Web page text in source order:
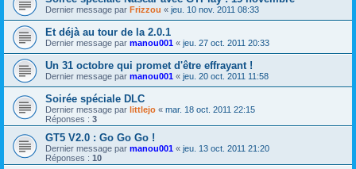
Dernier message par Frizzou « jeu. 10 nov. 2011 08:33
Et déjà au tour de la 2.0.1
Dernier message par manou001 « jeu. 27 oct. 2011 20:33
Un 31 octobre qui promet d'être effrayant !
Dernier message par manou001 « jeu. 20 oct. 2011 11:58
Soirée spéciale DLC
Dernier message par littlejo « mar. 18 oct. 2011 22:15
Réponses : 3
GT5 V2.0 : Go Go Go !
Dernier message par manou001 « jeu. 13 oct. 2011 21:20
Réponses : 10